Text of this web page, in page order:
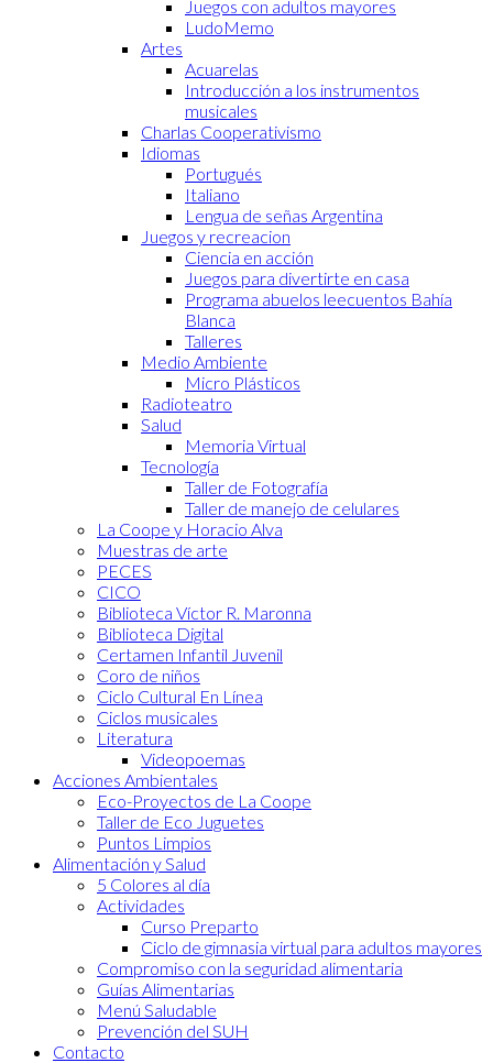
Juegos con adultos mayores
LudoMemo
Artes
Acuarelas
Introducción a los instrumentos
musicales
Charlas Cooperativismo
Idiomas
Portugués
Italiano
Lengua de señas Argentina
Juegos y recreacion
Ciencia en acción
Juegos para divertirte en casa
Programa abuelos leecuentos Bahía
Blanca
Talleres
Medio Ambiente
Micro Plásticos
Radioteatro
Salud
Memoria Virtual
Tecnología
Taller de Fotografía
Taller de manejo de celulares
La Coope y Horacio Alva
Muestras de arte
PECES
CICO
Biblioteca Víctor R. Maronna
Biblioteca Digital
Certamen Infantil Juvenil
Coro de niños
Ciclo Cultural En Línea
Ciclos musicales
Literatura
Videopoemas
Acciones Ambientales
Eco-Proyectos de La Coope
Taller de Eco Juguetes
Puntos Limpios
Alimentación y Salud
5 Colores al día
Actividades
Curso Preparto
Ciclo de gimnasia virtual para adultos mayores
Compromiso con la seguridad alimentaria
Guías Alimentarias
Menú Saludable
Prevención del SUH
Contacto